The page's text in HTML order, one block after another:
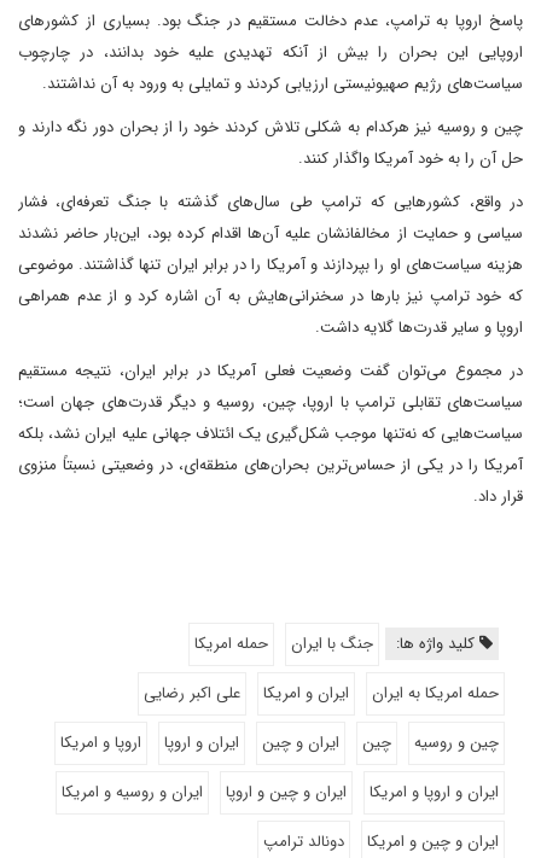
پاسخ اروپا به ترامپ، عدم دخالت مستقیم در جنگ بود. بسیاری از کشورهای
اروپایی این بحران را بیش از آنکه تهدیدی علیه خود بدانند، در چارچوب
سیاست‌های رژیم صهیونیستی ارزیابی کردند و تمایلی به ورود به آن نداشتند.
چین و روسیه نیز هرکدام به شکلی تلاش کردند خود را از بحران دور نگه دارند و
حل آن را به خود آمریکا واگذار کنند.
در واقع، کشورهایی که ترامپ طی سال‌های گذشته با جنگ تعرفه‌ای، فشار
سیاسی و حمایت از مخالفانشان علیه آن‌ها اقدام کرده بود، این‌بار حاضر نشدند
هزینه سیاست‌های او را بپردازند و آمریکا را در برابر ایران تنها گذاشتند. موضوعی
که خود ترامپ نیز بارها در سخنرانی‌هایش به آن اشاره کرد و از عدم همراهی
اروپا و سایر قدرت‌ها گلایه داشت.
در مجموع می‌توان گفت وضعیت فعلی آمریکا در برابر ایران، نتیجه مستقیم
سیاست‌های تقابلی ترامپ با اروپا، چین، روسیه و دیگر قدرت‌های جهان است؛
سیاست‌هایی که نه‌تنها موجب شکل‌گیری یک ائتلاف جهانی علیه ایران نشد، بلکه
آمریکا را در یکی از حساس‌ترین بحران‌های منطقه‌ای، در وضعیتی نسبتاً منزوی
قرار داد.
کلید واژه ها: جنگ با ایران
حمله امریکا
حمله امریکا به ایران
ایران و امریکا
علی اکبر رضایی
چین و روسیه
چین ایران و چین ایران و اروپا
اروپا و امریکا
ایران و اروپا و امریکا
ایران و چین و اروپا
ایران و روسیه و امریکا
ایران و چین و امریکا
دونالد ترامپ